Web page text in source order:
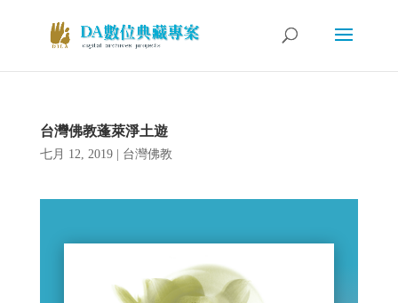
台灣佛教蓬萊淨土遊
七月 12, 2019| 台灣佛教